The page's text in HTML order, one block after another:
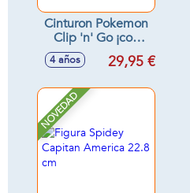
Cinturon Pokemon
Clip 'n' Go ¡con
capacidad para 6
pokeballs! incluye
figura - Modelos
surtidos
4 años 29,95 €
NOVEDAD